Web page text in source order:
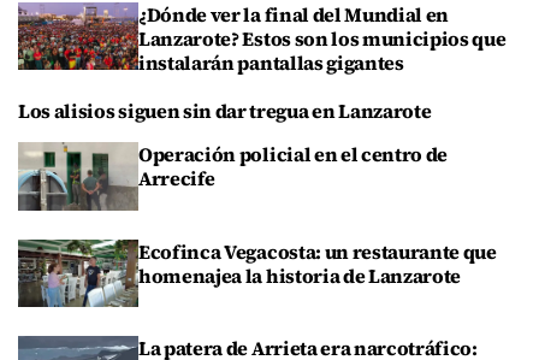
¿Dónde ver la final del Mundial en
Lanzarote? Estos son los municipios que
instalarán pantallas gigantes
Los alisios siguen sin dar tregua en Lanzarote
Operación policial en el centro de
Arrecife
Ecofinca Vegacosta: un restaurante que
homenajea la historia de Lanzarote
La patera de Arrieta era narcotráfico: